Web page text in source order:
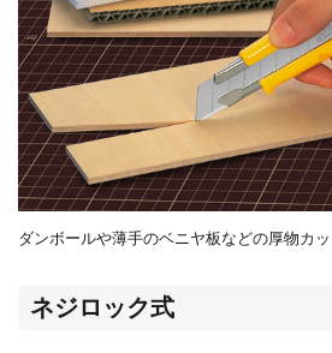
ダンボールや薄手のベニヤ板などの厚物カッ
ネジロック式